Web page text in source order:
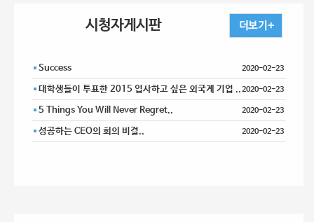
시청자게시판
Success 2020-02-23
대학생들이 투표한 2015 입사하고 싶은 외국계 기업 ..2020-02-23
5 Things You Will Never Regret.. 2020-02-23
성공하는 CEO의 회의 비결.. 2020-02-23